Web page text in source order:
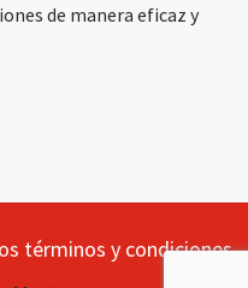
de manera eficaz y
términos y condiciones